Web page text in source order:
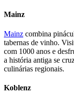
Mainz
Mainz combina
tabernas de vinho.
com 1000 anos e
a história antiga se
culinárias regionais.
Koblenz